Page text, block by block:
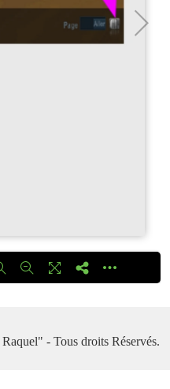
- Tous droits Réservés.